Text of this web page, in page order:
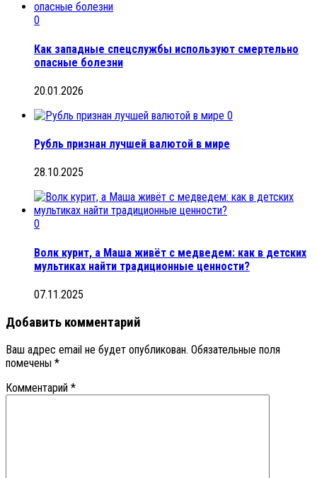
0
Как западные спецслужбы используют смертельно
опасные болезни
20.01.2026
0
Рубль признан лучшей валютой в мире
28.10.2025
0
Волк курит, а Маша живёт с медведем: как в детских
мультиках найти традиционные ценности?
07.11.2025
Добавить комментарий
Ваш адрес email не будет опубликован. Обязательные поля
помечены *
Комментарий *